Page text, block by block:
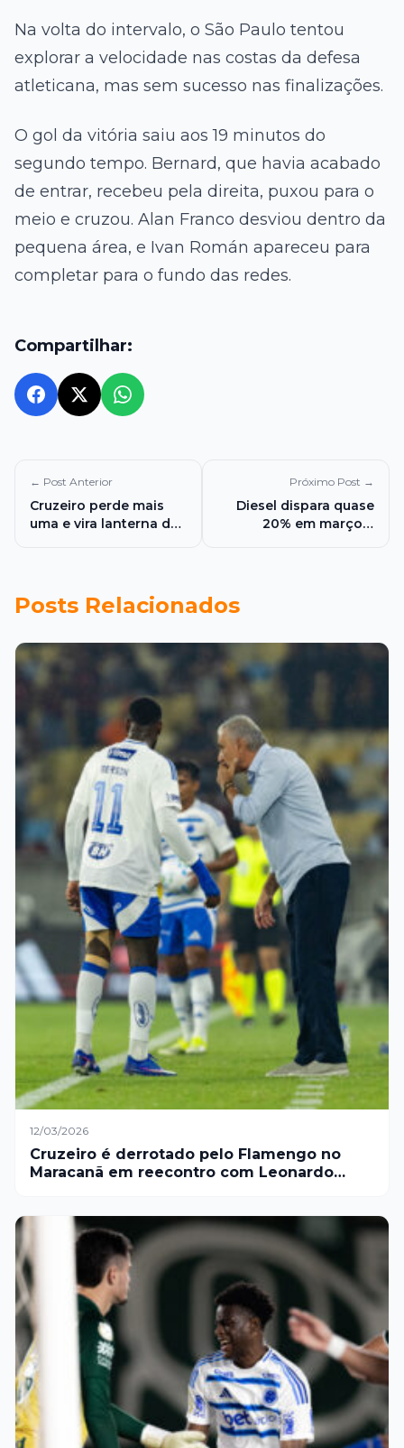
Na volta do intervalo, o São Paulo tentou
explorar a velocidade nas costas da defesa
atleticana, mas sem sucesso nas finalizações.
O gol da vitória saiu aos 19 minutos do
segundo tempo. Bernard, que havia acabado
de entrar, recebeu pela direita, puxou para o
meio e cruzou. Alan Franco desviou dentro da
pequena área, e Ivan Román apareceu para
completar para o fundo das redes.
Compartilhar:
← Post Anterior
Cruzeiro perde mais
uma e vira lanterna do
Próximo Post →
Diesel dispara quase
20% em março e
Posts Relacionados
12/03/2026
Cruzeiro é derrotado pelo Flamengo no
Maracanã em reecontro com Leonardo